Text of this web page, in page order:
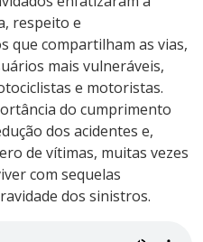
respeito e
que compartilham as vias,
mais vulneráveis,
e motoristas.
do cumprimento
dos acidentes e,
de vítimas, muitas vezes
com sequelas
dos sinistros.